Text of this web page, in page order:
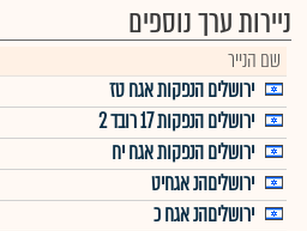
ניירות ערך נוספים
שם הנייר
ירושלים הנפקות אגח טז
ירושלים הנפקות 17 רובד 2
ירושלים הנפקות אגח יח
ירושליםהנ אגחיט
ירושליםהנ אגח כ